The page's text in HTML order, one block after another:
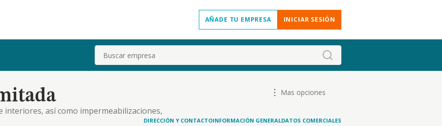
AÑADE TU EMPRESA INICIAR SESIÓN
Buscar
así como impermeabilizaciones,
y viviendas. b. la compra y venta de toda clase
Mas opciones
DIRECCIÓN Y CONTACTOINFORMACIÓN GENERALDATOS COMERCIALES